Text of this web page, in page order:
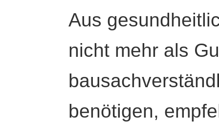
Aus
nicht mehr als
benötigen,